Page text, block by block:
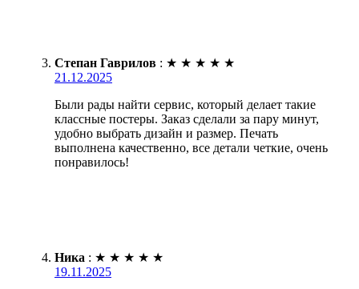
Степан Гаврилов : ★ ★ ★ ★ ★
21.12.2025
Были рады найти сервис, который делает такие
классные постеры. Заказ сделали за пару минут,
удобно выбрать дизайн и размер. Печать
выполнена качественно, все детали четкие, очень
понравилось!
Ника : ★ ★ ★ ★ ★
19.11.2025